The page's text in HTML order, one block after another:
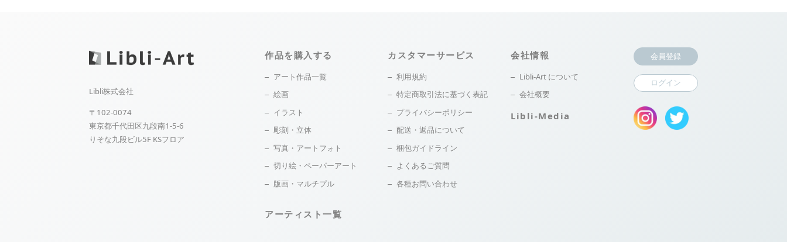
Libli株式会社
〒102-0074
東京都千代田区九段南1-5-6
りそな九段ビル5F KSフロア
作品を購入する
アート作品一覧
絵画
イラスト
彫刻・立体
写真・アートフォト
切り絵・ペーパーアート
版画・マルチプル
アーティスト一覧
カスタマーサービス
利用規約
特定商取引法に基づく表記
プライバシーポリシー
配送・返品について
梱包ガイドライン
よくあるご質問
各種お問い合わせ
会社情報
Libli-Art について
会社概要
Libli-Media
会員登録
ログイン